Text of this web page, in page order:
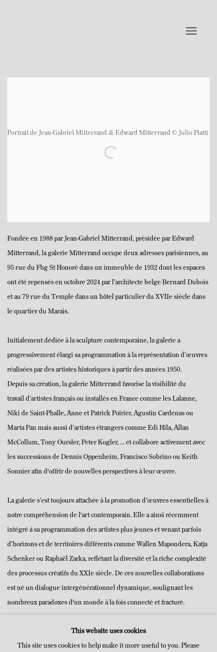
Portrait de Jean-Gabriel Mitterrand & Edward Mitterrand © Julio Piatti
Fondée en 1988 par Jean-Gabriel Mitterrand, présidée par Edward
Mitterrand, la galerie Mitterrand occupe deux adresses parisiennes, au
95 rue du Fbg St Honoré dans un immeuble de 1932 dont les espaces
ont été repensés en octobre 2024 par l’architecte belge Bernard Dubois
et au 79 rue du Temple dans un hôtel particulier du XVIIe siècle dans
le quartier du Marais.
Initialement dédiée à la sculpture contemporaine, la galerie a
progressivement élargi sa programmation à la représentation d’œuvres
réalisées par des artistes historiques à partir des années 1950.
Depuis sa création, la galerie Mitterrand favorise la visibilité du
travail d’artistes français ou installés en France comme les Lalanne,
Niki de Saint-Phalle, Anne et Patrick Poirier, Agustin Cardenas ou
Marta Pan mais aussi d’artistes étrangers comme Edi Hila, Allan
McCollum, Tony Oursler, Peter Kogler, ... et collabore activement avec
les successions de Dennis Oppenheim, Francisco Sobrino ou Keith
Sonnier afin d'offrir de nouvelles perspectives à leur œuvre.
La galerie s’est toujours attachée à la promotion d’œuvres essentielles à
notre compréhension de l'art contemporain. Elle a ainsi récemment
intégré à sa programmation des artistes plus jeunes et venant parfois
d’horizons et de territoires différents comme Wallen Mapondera, Katja
Schenker ou Raphaël Zarka, reflétant la diversité et la riche complexité
des processus créatifs du XXIe siècle. De ces nouvelles collaborations
est né un dialogue intergénérationnel dynamique, soulignant les
nombreux paradoxes d'un monde à la fois connecté et fracturé.
This website uses cookies
This site uses cookies to help make it more useful to you. Please